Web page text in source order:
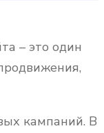
– это один
кампаний. В